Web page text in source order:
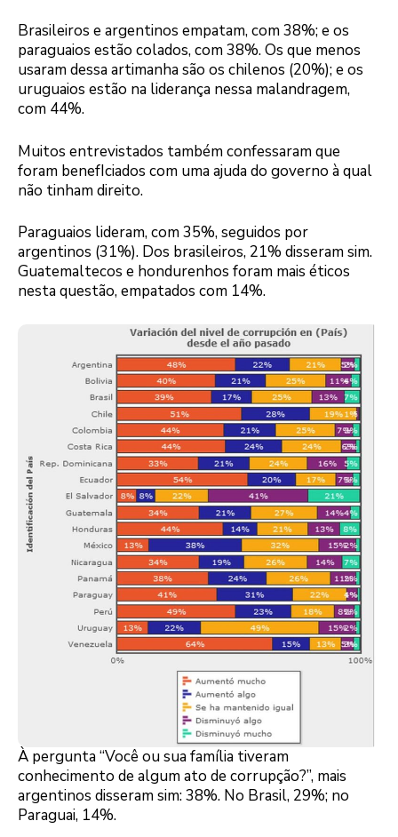
Brasileiros e argentinos empatam, com 38%; e os
paraguaios estão colados, com 38%. Os que menos
usaram dessa artimanha são os chilenos (20%); e os
uruguaios estão na liderança nessa malandragem,
com 44%.
Muitos entrevistados também confessaram que
foram benefIciados com uma ajuda do governo à qual
não tinham direito.
Paraguaios lideram, com 35%, seguidos por
argentinos (31%). Dos brasileiros, 21% disseram sim.
Guatemaltecos e hondurenhos foram mais éticos
nesta questão, empatados com 14%.
À pergunta “Você ou sua família tiveram
conhecimento de algum ato de corrupção?”, mais
argentinos disseram sim: 38%. No Brasil, 29%; no
Paraguai, 14%.